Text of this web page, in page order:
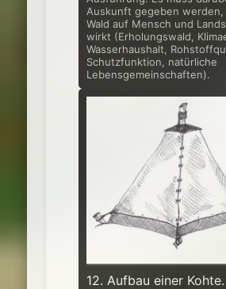
Auskunft gegeben
Wald auf Mensch und
wirkt (Erholungswald,
Wasserhaushalt,
Schutzfunktion, natürliche
Lebensgemeinschaften).
12. Aufbau einer Kohte.